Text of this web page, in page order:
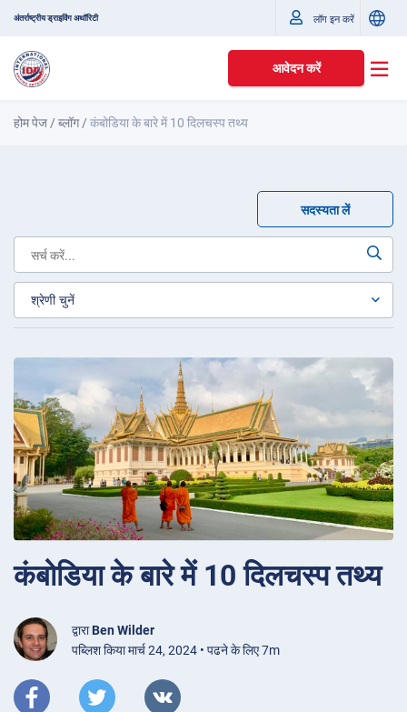
अंतर्राष्ट्रीय ड्राइविंग अथॉरिटी लॉग इन करें
आवेदन करें
होम पेज /ब्लॉग/कंबोडिया के बारे में 10 दिलचस्प तथ्य
सदस्यता लें
कंबोडिया के बारे में 10 दिलचस्प तथ्य
द्वाराBen Wilder
पब्लिश किया मार्च 24, 2024 • पढने के लिए 7m